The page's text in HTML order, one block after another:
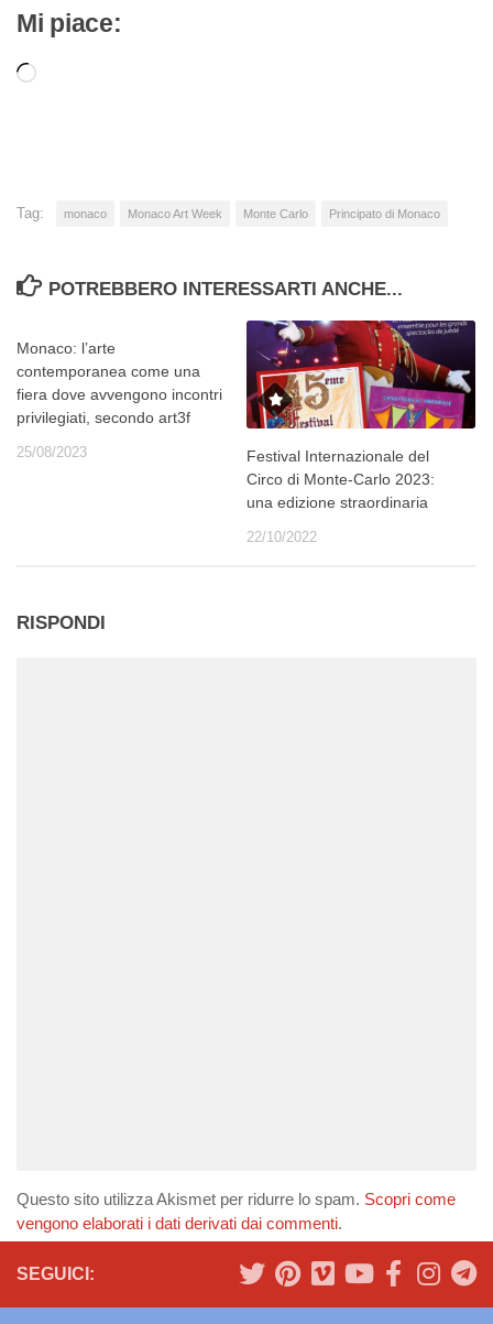
Mi piace:
Caricamento
Tag: monaco Monaco Art Week Monte Carlo Principato di Monaco
POTREBBERO INTERESSARTI ANCHE...
Monaco: l’arte
contemporanea come una
fiera dove avvengono incontri
privilegiati, secondo art3f
25/08/2023
Festival Internazionale del
Circo di Monte-Carlo 2023:
una edizione straordinaria
22/10/2022
RISPONDI
Questo sito utilizza Akismet per ridurre lo spam. Scopri come
vengono elaborati i dati derivati dai commenti.
SEGUICI: